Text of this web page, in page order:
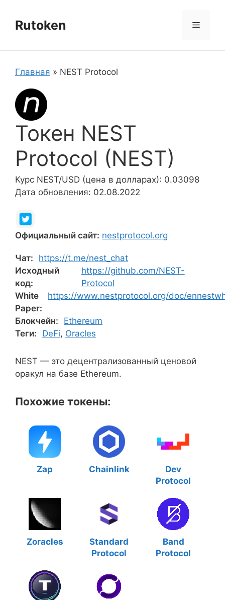
содержимому
Rutoken Меню
Главная » NEST Protocol
Токен NEST
Protocol (NEST)
Курс NEST/USD (цена в долларах): 0.03098
Дата обновления: 02.08.2022
Официальный сайт: nestprotocol.org
Чат:
https://t.me/nest_chat
Исходный
код:
https://github.com/NEST-
Protocol
White
Paper:
https://www.nestprotocol.org/doc/
Блокчейн:
Ethereum
Теги:
DeFi, Oracles
NEST — это децентрализованный ценовой
оракул на базе Ethereum.
Похожие токены:
Zap Chainlink
Dev
Protocol
Zoracles
Standard
Protocol
Band
Protocol